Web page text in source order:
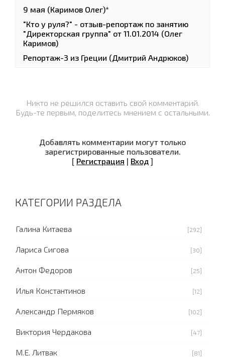
9 мая (Каримов Олег)*
"Кто у руля?" - отзыв-репортаж по занятию
"Директорская группа" от 11.01.2014 (Олег
Каримов)
Репортаж-3 из Греции (Дмитрий Андрюков)
Никто не решился оставить свой комментарий.
Будь-те первым, поделитесь мнением с остальными.
Добавлять комментарии могут только
зарегистрированные пользователи.
[ Регистрация | Вход ]
КАТЕГОРИИ РАЗДЕЛА
Галина Китаева [292]
Лариса Сигова [30]
Антон Федоров [25]
Илья Константинов [12]
Александр Пермяков [102]
Виктория Чердакова [47]
М.Е. Литвак [81]